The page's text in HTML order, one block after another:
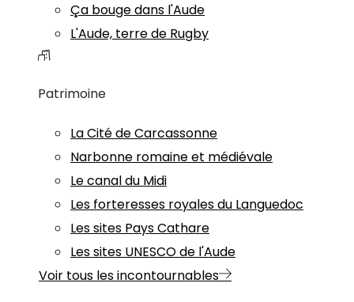
Ça bouge dans l'Aude
L'Aude, terre de Rugby
Patrimoine
La Cité de Carcassonne
Narbonne romaine et médiévale
Le canal du Midi
Les forteresses royales du Languedoc
Les sites Pays Cathare
Les sites UNESCO de l'Aude
Voir tous les incontournables